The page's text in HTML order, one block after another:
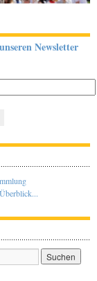
Newsletter